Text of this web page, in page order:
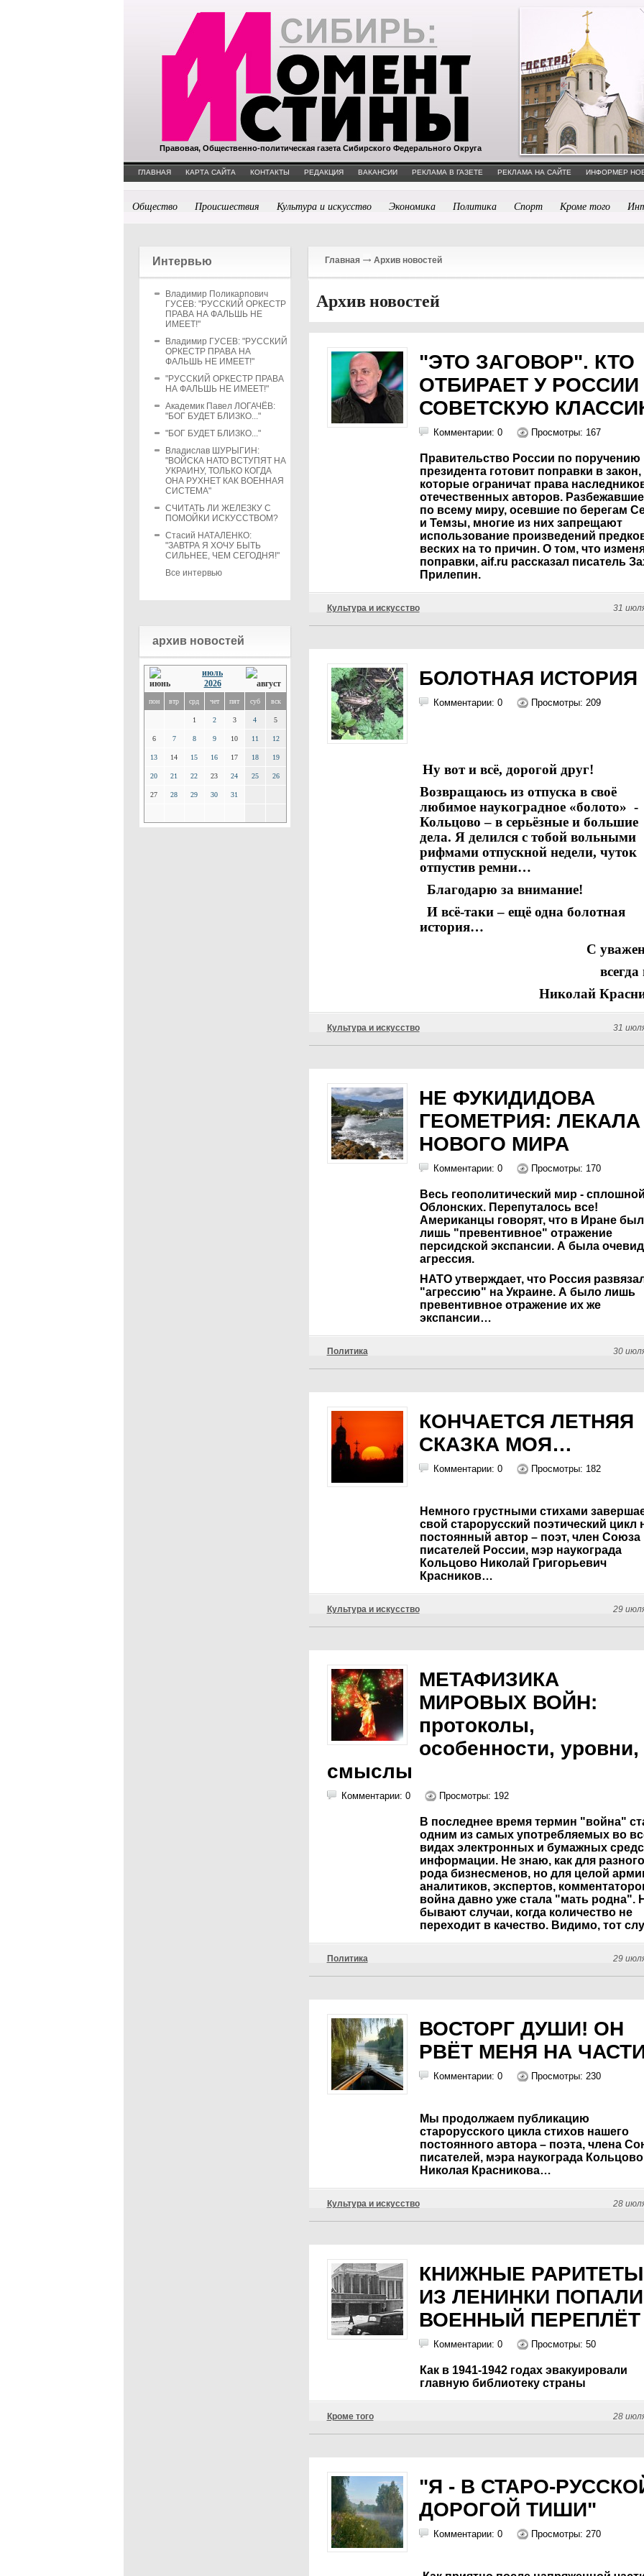
Правовая, Общественно-политическая газета Сибирского Федерального Округа
ГЛАВНАЯ КАРТА САЙТА КОНТАКТЫ РЕДАКЦИЯ ВАКАНСИИ РЕКЛАМА В ГАЗЕТЕ РЕКЛАМА НА САЙТЕ ИНФОРМЕР
Общество Происшествия Культура и искусство Экономика Политика Спорт Кроме того
Интервью
Владимир Поликарпович
ГУСЕВ: "РУССКИЙ ОРКЕСТР
ПРАВА НА ФАЛЬШЬ НЕ
ИМЕЕТ!"
Владимир ГУСЕВ: "РУССКИЙ
ОРКЕСТР ПРАВА НА
ФАЛЬШЬ НЕ ИМЕЕТ!"
"РУССКИЙ ОРКЕСТР ПРАВА
НА ФАЛЬШЬ НЕ ИМЕЕТ!"
Академик Павел ЛОГАЧЁВ:
"БОГ БУДЕТ БЛИЗКО..."
"БОГ БУДЕТ БЛИЗКО..."
Владислав ШУРЫГИН:
"ВОЙСКА НАТО ВСТУПЯТ НА
УКРАИНУ, ТОЛЬКО КОГДА
ОНА РУХНЕТ КАК ВОЕННАЯ
СИСТЕМА"
СЧИТАТЬ ЛИ ЖЕЛЕЗКУ С
ПОМОЙКИ ИСКУССТВОМ?
Стасий НАТАЛЕНКО:
"ЗАВТРА Я ХОЧУ БЫТЬ
СИЛЬНЕЕ, ЧЕМ СЕГОДНЯ!"
Все интервью
архив новостей
июль
2026
пон втр срд чет пят суб вск
1 2 3 4 5
6 7 8 9 10 11 12
13 14 15 16 17 18 19
20 21 22 23 24 25 26
27 28 29 30 31
Главная Архив новостей
Архив новостей
"ЭТО ЗАГОВОР". КТО
ОТБИРАЕТ У РОССИИ
СОВЕТСКУЮ
Комментарии: 0 Просмотры: 167
Правительство России по поручению
президента готовит поправки в закон,
которые ограничат права
отечественных авторов.
по всему миру, осевшие по берегам
и Темзы, многие из них запрещают
использование произведений
веских на то причин. О том, что
поправки, aif.ru рассказал писатель
Прилепин.
Культура и искусство 31
БОЛОТНАЯ ИСТОРИЯ
Комментарии: 0 Просмотры: 209
Ну вот и всё, дорогой друг!
Возвращаюсь из отпуска в своё
любимое наукоградное «болото» -
Кольцово – в серьёзные и большие
дела. Я делился с тобой вольными
рифмами отпускной недели, чуток
отпустив ремни…
Благодарю за внимание!
И всё-таки – ещё одна болотная
история…
С
Николай
Культура и искусство 31
НЕ ФУКИДИДОВА
ГЕОМЕТРИЯ: ЛЕКАЛА
НОВОГО МИРА
Комментарии: 0 Просмотры: 170
Весь геополитический мир -
Облонских. Перепуталось все!
Американцы говорят, что в Иране
лишь "превентивное" отражение
персидской экспансии. А была
агрессия.
НАТО утверждает, что Россия
"агрессию" на Украине. А было лишь
превентивное отражение их же
экспансии…
Политика 30
КОНЧАЕТСЯ ЛЕТНЯЯ
СКАЗКА МОЯ…
Комментарии: 0 Просмотры: 182
Немного грустными стихами
свой старорусский поэтический цикл
постоянный автор – поэт, член Союза
писателей России, мэр наукограда
Кольцово Николай Григорьевич
Красников…
Культура и искусство 29
МЕТАФИЗИКА
МИРОВЫХ ВОЙН:
протоколы,
особенности, уровни,
смыслы
Комментарии: 0 Просмотры: 192
В последнее время термин "война"
одним из самых употребляемых во
видах электронных и бумажных
информации. Не знаю, как для разного
рода бизнесменов, но для целой
аналитиков, экспертов,
война давно уже стала "мать родна".
бывают случаи, когда количество не
переходит в качество. Видимо, тот
Политика 29
ВОСТОРГ ДУШИ! ОН
РВЁТ МЕНЯ НА
Комментарии: 0 Просмотры: 230
Мы продолжаем публикацию
старорусского цикла стихов нашего
постоянного автора – поэта, члена
писателей, мэра наукограда Кольцово
Николая Красникова…
Культура и искусство 28
КНИЖНЫЕ РАРИТЕТЫ
ИЗ ЛЕНИНКИ
ВОЕННЫЙ ПЕРЕПЛЁТ
Комментарии: 0 Просмотры: 50
Как в 1941-1942 годах эвакуировали
главную библиотеку страны
Кроме того 28
"Я - В СТАРО-
ДОРОГОЙ ТИШИ"
Комментарии: 0 Просмотры: 270